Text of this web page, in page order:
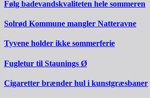
Følg badevandskvaliteten hele sommeren
Solrød Kommune mangler Natteravne
Tyvene holder ikke sommerferie
Fugletur til Staunings Ø
Cigaretter brænder hul i kunstgræsbaner